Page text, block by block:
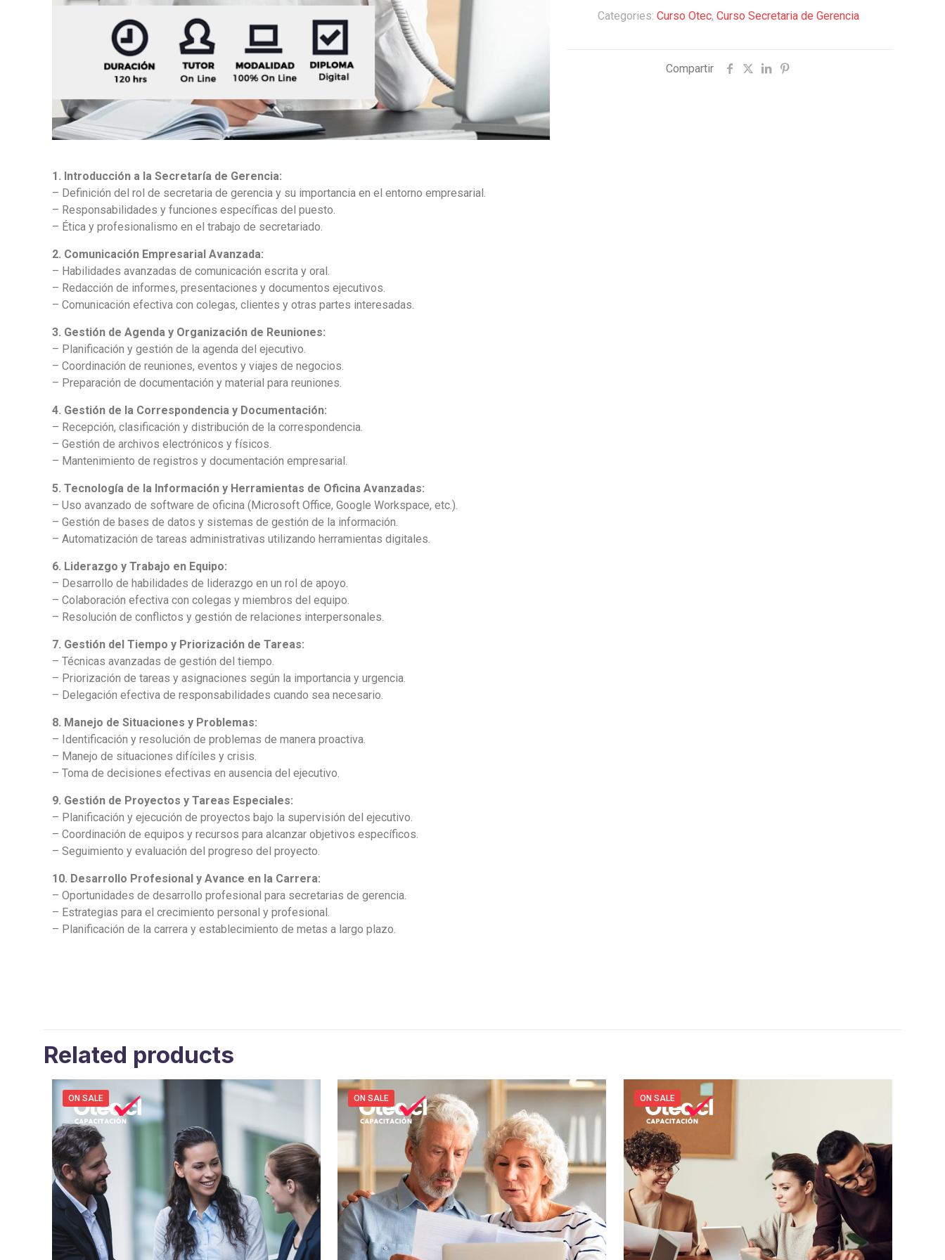
Categories: Curso Otec, Curso Secretaria de Gerencia
Compartir
1. Introducción a la Secretaría de Gerencia:
– Definición del rol de secretaria de gerencia y su importancia en el entorno empresarial.
– Responsabilidades y funciones específicas del puesto.
– Ética y profesionalismo en el trabajo de secretariado.
2. Comunicación Empresarial Avanzada:
– Habilidades avanzadas de comunicación escrita y oral.
– Redacción de informes, presentaciones y documentos ejecutivos.
– Comunicación efectiva con colegas, clientes y otras partes interesadas.
3. Gestión de Agenda y Organización de Reuniones:
– Planificación y gestión de la agenda del ejecutivo.
– Coordinación de reuniones, eventos y viajes de negocios.
– Preparación de documentación y material para reuniones.
4. Gestión de la Correspondencia y Documentación:
– Recepción, clasificación y distribución de la correspondencia.
– Gestión de archivos electrónicos y físicos.
– Mantenimiento de registros y documentación empresarial.
5. Tecnología de la Información y Herramientas de Oficina Avanzadas:
– Uso avanzado de software de oficina (Microsoft Office, Google Workspace, etc.).
– Gestión de bases de datos y sistemas de gestión de la información.
– Automatización de tareas administrativas utilizando herramientas digitales.
6. Liderazgo y Trabajo en Equipo:
– Desarrollo de habilidades de liderazgo en un rol de apoyo.
– Colaboración efectiva con colegas y miembros del equipo.
– Resolución de conflictos y gestión de relaciones interpersonales.
7. Gestión del Tiempo y Priorización de Tareas:
– Técnicas avanzadas de gestión del tiempo.
– Priorización de tareas y asignaciones según la importancia y urgencia.
– Delegación efectiva de responsabilidades cuando sea necesario.
8. Manejo de Situaciones y Problemas:
– Identificación y resolución de problemas de manera proactiva.
– Manejo de situaciones difíciles y crisis.
– Toma de decisiones efectivas en ausencia del ejecutivo.
9. Gestión de Proyectos y Tareas Especiales:
– Planificación y ejecución de proyectos bajo la supervisión del ejecutivo.
– Coordinación de equipos y recursos para alcanzar objetivos específicos.
– Seguimiento y evaluación del progreso del proyecto.
10. Desarrollo Profesional y Avance en la Carrera:
– Oportunidades de desarrollo profesional para secretarias de gerencia.
– Estrategias para el crecimiento personal y profesional.
– Planificación de la carrera y establecimiento de metas a largo plazo.
Related products
ON SALE ON SALE ON SALE